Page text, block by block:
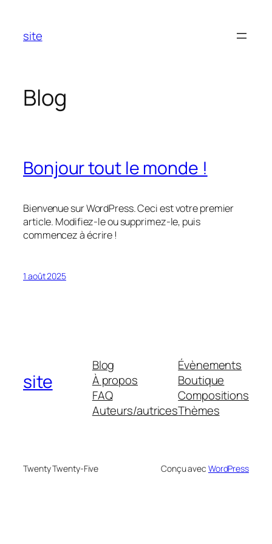
contenu
site
Blog
Bonjour tout le monde !
Bienvenue sur WordPress. Ceci est votre premier
article. Modifiez-le ou supprimez-le, puis
commencez à écrire !
1 août 2025
site
Blog
À propos
FAQ
Auteurs/autrices
Évènements
Boutique
Compositions
Thèmes
Twenty Twenty-Five Conçu avec WordPress